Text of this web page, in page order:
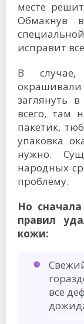
месте
Обмакнув
исправит
В случае,
заглянуть
всего, там
пакетик,
упаковка
нужно.
народных
проблему.
Но
правил
кожи:
все